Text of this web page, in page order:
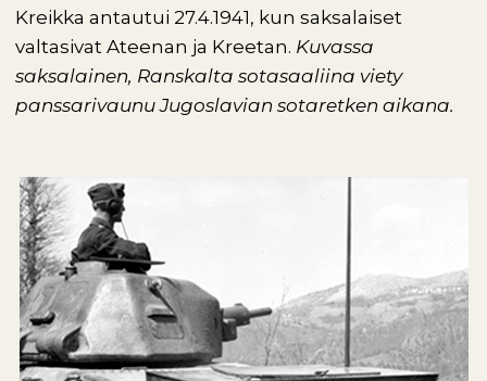
Kreikka antautui 27.4.1941, kun saksalaiset
valtasivat Ateenan ja Kreetan. Kuvassa
saksalainen, Ranskalta sotasaaliina viety
panssarivaunu Jugoslavian sotaretken aikana.